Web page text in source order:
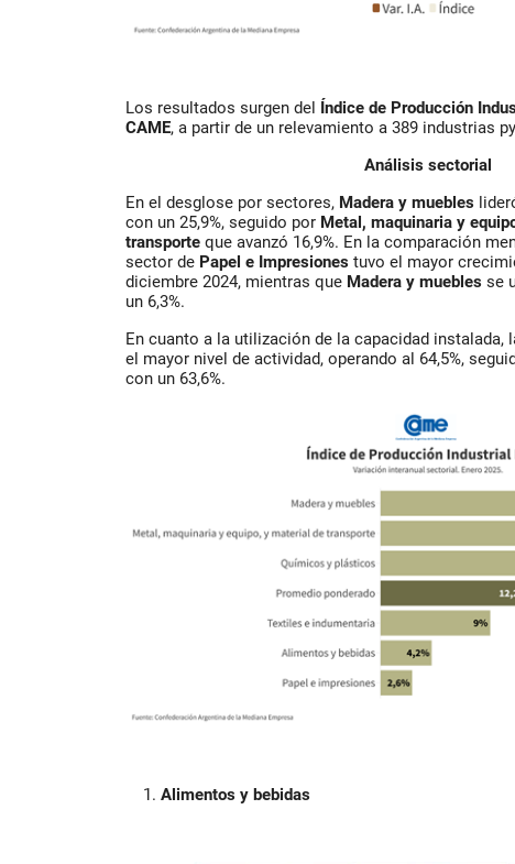
Los resultados surgen del Índice de Producción
CAME, a partir de un relevamiento a 389 industrias
Análisis sectorial
En el desglose por sectores, Madera y muebles
con un 25,9%, seguido por Metal, maquinaria y
transporte que avanzó 16,9%. En la comparación
sector de Papel e Impresiones tuvo el mayor
diciembre 2024, mientras que Madera y muebles se
un 6,3%.
En cuanto a la utilización de la capacidad instalada,
el mayor nivel de actividad, operando al 64,5%,
con un 63,6%.
Alimentos y bebidas